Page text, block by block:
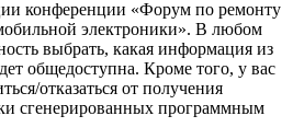
конференции «Форум по ремонту
электроники». В любом
выбрать, какая информация из
общедоступна. Кроме того, у вас
отказаться от получения
сгенерированных программным